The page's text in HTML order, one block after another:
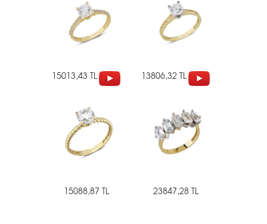
15013,43 TL 13806,32 TL
15088,87 TL 23847,28 TL